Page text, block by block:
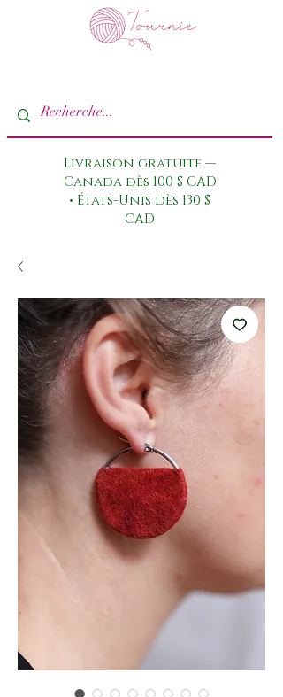
Livraison gratuite —
Canada dès 100 $ CAD
• États-Unis dès 130 $
CAD